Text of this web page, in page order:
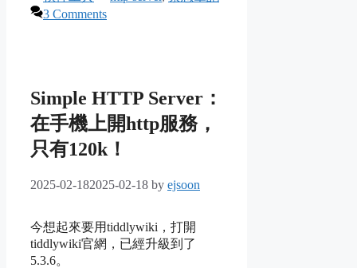
3 Comments
Simple HTTP Server：
在手機上開http服務，
只有120k！
2025-02-182025-02-18 by ejsoon
今想起來要用tiddlywiki，打開
tiddlywiki官網，已經升級到了
5.3.6。